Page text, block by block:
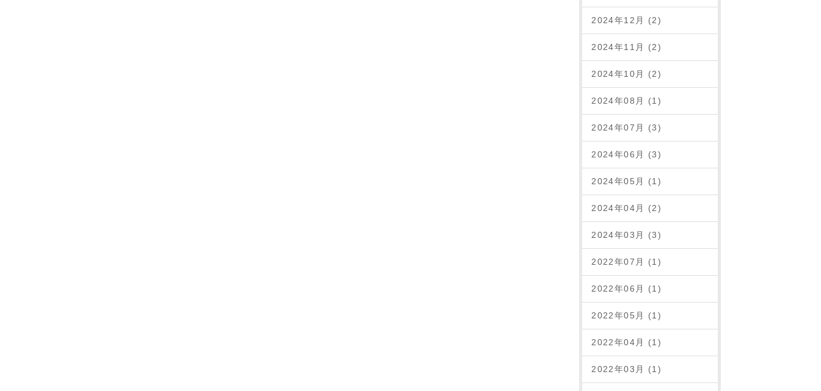
2024年12月 (2)
2024年11月 (2)
2024年10月 (2)
2024年08月 (1)
2024年07月 (3)
2024年06月 (3)
2024年05月 (1)
2024年04月 (2)
2024年03月 (3)
2022年07月 (1)
2022年06月 (1)
2022年05月 (1)
2022年04月 (1)
2022年03月 (1)